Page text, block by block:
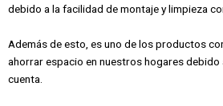
debido a la facilidad de montaje y limpieza
Además de esto, es uno de los productos
ahorrar espacio en nuestros hogares
cuenta.